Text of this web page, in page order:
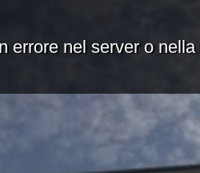
errore nel server o